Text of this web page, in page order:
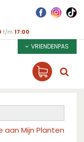
t/m 17:00
VRIENDENPAS
aan Mijn Planten